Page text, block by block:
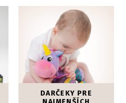
DARČEKY PRE